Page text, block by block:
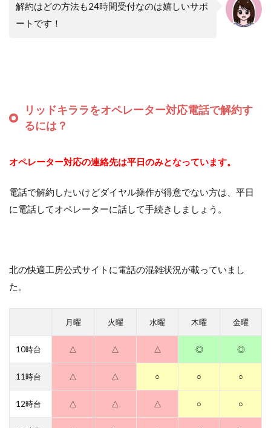
解約はどの方法も24時間受付なのは嬉しいサポ
ートです！
リッドキララをオペレーター対応電話で解約す
るには？
オペレーター対応の連絡先は平日のみとなっています。
電話で解約したいけどダイヤル操作が得意でない方は、平日
に電話してオペレーターに話して手続きしましょう。
北の快適工房公式サイトに電話の混雑状況が載っていまし
た。
月曜 火曜 水曜 木曜 金曜
10時台 △ △ △ ◎ ◎
11時台 △ △ ○ ○ ○
12時台 △ △ △ ○ ○